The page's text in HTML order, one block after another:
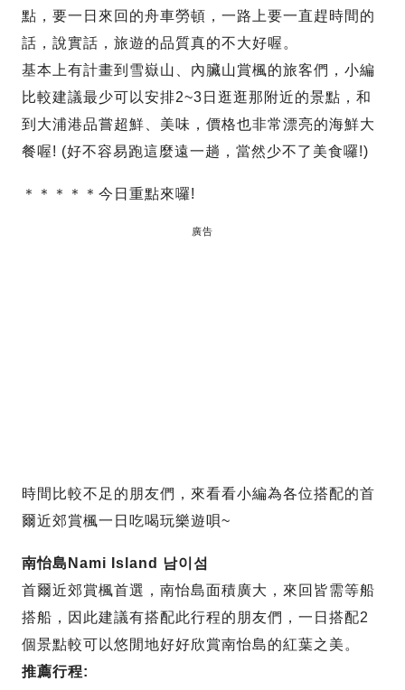
點，要一日來回的舟車勞頓，一路上要一直趕時間的
話，說實話，旅遊的品質真的不大好喔。
基本上有計畫到雪嶽山、內臟山賞楓的旅客們，小編
比較建議最少可以安排2~3日逛逛那附近的景點，和
到大浦港品嘗超鮮、美味，價格也非常漂亮的海鮮大
餐喔! (好不容易跑這麼遠一趟，當然少不了美食囉!)
＊＊＊＊＊今日重點來囉!
廣告
時間比較不足的朋友們，來看看小編為各位搭配的首
爾近郊賞楓一日吃喝玩樂遊唄~
南怡島Nami Island 남이섬
首爾近郊賞楓首選，南怡島面積廣大，來回皆需等船
搭船，因此建議有搭配此行程的朋友們，一日搭配2
個景點較可以悠閒地好好欣賞南怡島的紅葉之美。
推薦行程: